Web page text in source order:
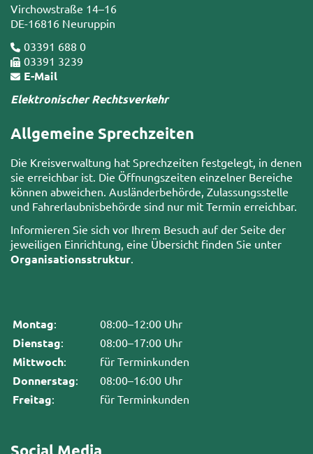
Virchowstraße 14–16
DE-16816 Neuruppin
03391 688 0
03391 3239
E-Mail
Elektronischer Rechtsverkehr
Allgemeine Sprechzeiten
Die Kreisverwaltung hat Sprechzeiten festgelegt, in denen
sie erreichbar ist. Die Öffnungszeiten einzelner Bereiche
können abweichen. Ausländerbehörde, Zulassungsstelle
und Fahrerlaubnisbehörde sind nur mit Termin erreichbar.
Informieren Sie sich vor Ihrem Besuch auf der Seite der
jeweiligen Einrichtung, eine Übersicht finden Sie unter
Organisationsstruktur
Montag: 08:00–12:00 Uhr
Dienstag: 08:00–17:00 Uhr
Mittwoch: für Terminkunden
Donnerstag: 08:00–16:00 Uhr
Freitag: für Terminkunden